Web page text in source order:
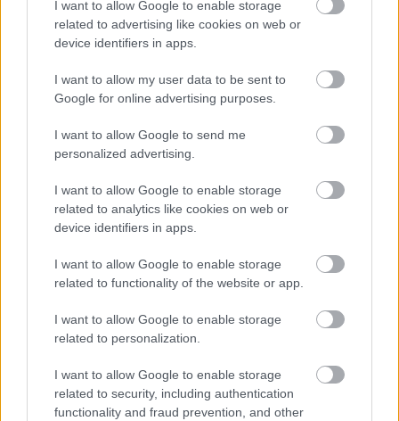
I want to allow Google to enable storage
related to advertising like cookies on web or
device identifiers in apps.
I want to allow my user data to be sent to
Google for online advertising purposes.
I want to allow Google to send me
personalized advertising.
I want to allow Google to enable storage
related to analytics like cookies on web or
device identifiers in apps.
I want to allow Google to enable storage
related to functionality of the website or app.
I want to allow Google to enable storage
related to personalization.
I want to allow Google to enable storage
related to security, including authentication
functionality and fraud prevention, and other
HÍRLEVÉL
E-mail cím
Feliratkozom a hírlevélre és elfogadom az
adatvédelmi
szabályzatot!
LEGOLVASOTTABB
Megnyílt a világ első olyan
gyógyszertára, ahol pirulák helyett
verseket írnak fel